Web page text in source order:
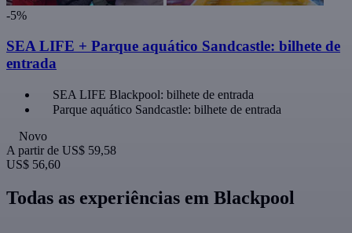
-5%
SEA LIFE + Parque aquático Sandcastle: bilhete de
entrada
SEA LIFE Blackpool: bilhete de entrada
Parque aquático Sandcastle: bilhete de entrada
Novo
A partir de US$ 59,58
US$ 56,60
Todas as experiências em Blackpool